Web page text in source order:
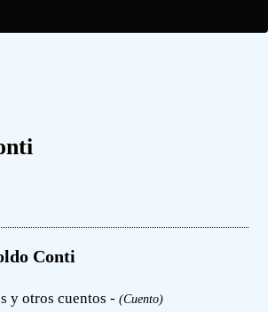
Conti
y otros cuentos -(Cuento)